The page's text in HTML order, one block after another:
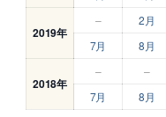
2019年
– 2月
7月
8月
2018年
– –
7月
8月